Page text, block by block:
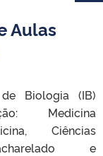
Aulas
Biologia (IB)
Medicina
Ciências
e